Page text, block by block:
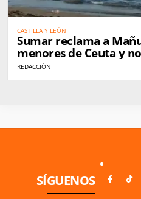
CASTILLA Y LEÓN
Sumar reclama a
menores de Ceuta y
REDACCIÓN
SÍGUENOS